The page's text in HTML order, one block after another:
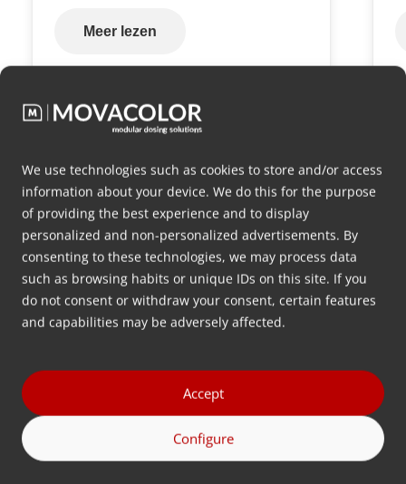
We use technologies such as cookies to store and/or access
information about your device. We do this for the purpose
of providing the best experience and to display
personalized and non-personalized advertisements. By
consenting to these technologies, we may process data
such as browsing habits or unique IDs on this site. If you
do not consent or withdraw your consent, certain features
and capabilities may be adversely affected.
Accept
Configure
Meer lezen
Ga naar alle
Wilt ugratis adviesover welke
doseerconfiguratie het beste
is voor uw toepassing?
Laat hieronder uw contactgegevens achter en wij
nemen zo spoedig mogelijk contact met u op.
Voornaam